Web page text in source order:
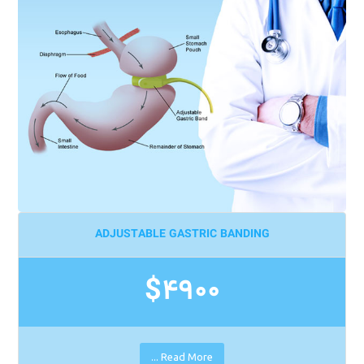
ADJUSTABLE GASTRIC BANDING
$4900
Read More ...